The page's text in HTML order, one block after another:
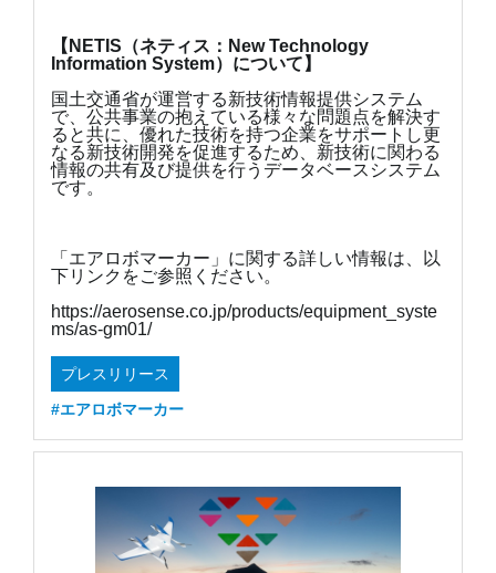
【NETIS（ネティス：New Technology
Information System）について】
国土交通省が運営する新技術情報提供システム
で、公共事業の抱えている様々な問題点を解決す
ると共に、優れた技術を持つ企業をサポートし更
なる新技術開発を促進するため、新技術に関わる
情報の共有及び提供を行うデータベースシステム
です。
「エアロボマーカー」に関する詳しい情報は、以
下リンクをご参照ください。
https://aerosense.co.jp/products/equipment_syste
ms/as-gm01/
プレスリリース
#エアロボマーカー